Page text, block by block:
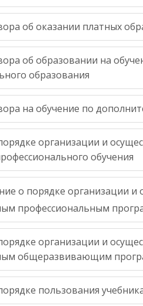
об оказании платных
об образовании на
образования
на обучение по
организации и
обучения
о порядке организации и
профессиональным
организации и
общеразвивающим
пользования